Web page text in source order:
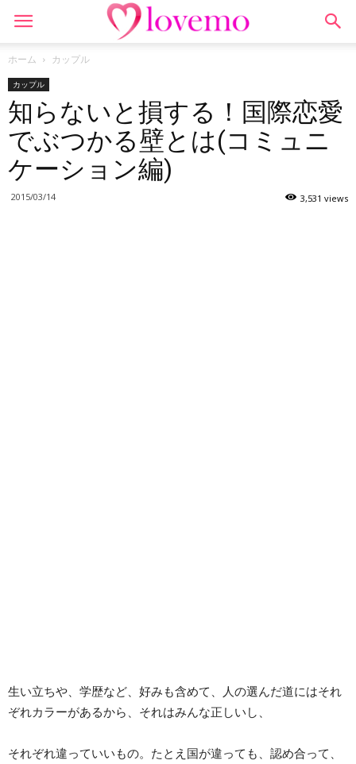
ホーム カップル
カップル
知らないと損する！国際恋愛
でぶつかる壁とは(コミュニ
ケーション編)
2015/03/14 3,531 views
生い立ちや、学歴など、好みも含めて、人の選んだ道にはそれ
ぞれカラーがあるから、それはみんな正しいし、
それぞれ違っていいもの。たとえ国が違っても、認め合って、